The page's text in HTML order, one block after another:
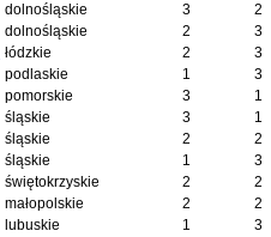
dolnośląskie 3
2
dolnośląskie 2
3
łódzkie 2
3
podlaskie 1
3
pomorskie 3
1
śląskie 3
1
śląskie 2
2
śląskie 1
3
świętokrzyskie 2
2
małopolskie 2
2
lubuskie 1
3